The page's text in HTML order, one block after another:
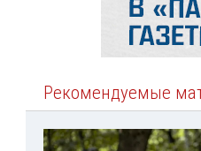
Рекомендуемые